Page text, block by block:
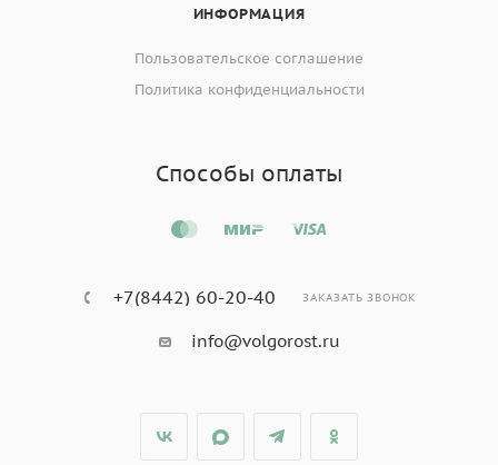
ИНФОРМАЦИЯ
Пользовательское соглашение
Политика конфиденциальности
Способы оплаты
+7(8442) 60-20-40 ЗАКАЗАТЬ ЗВОНОК
info@volgorost.ru